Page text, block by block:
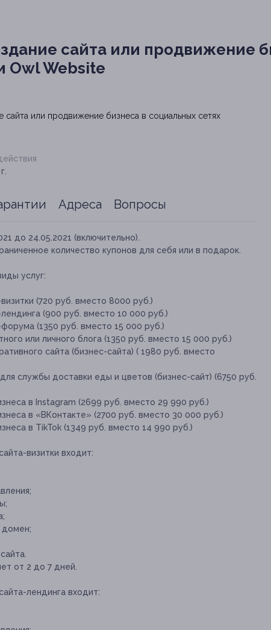
сайта или продвижение
Owl Website
Адреса Вопросы
до 24.05.2021 (включительно).
количество купонов для себя или в подарок.
услуг:
(720 руб. вместо 8000 руб.)
(900 руб. вместо 10 000 руб.)
(1350 руб. вместо 15 000 руб.)
или личного блога (1350 руб. вместо 15 000 руб.)
сайта (бизнес-сайта) ( 1980 руб. вместо
службы доставки еды и цветов (бизнес-сайт) (6750 руб.
в Instagram (2699 руб. вместо 29 990 руб.)
в «ВКонтакте» (2700 руб. вместо 30 000 руб.)
в TikTok (1349 руб. вместо 14 990 руб.)
визитки входит:
домен;
от 2 до 7 дней.
лендинга входит: